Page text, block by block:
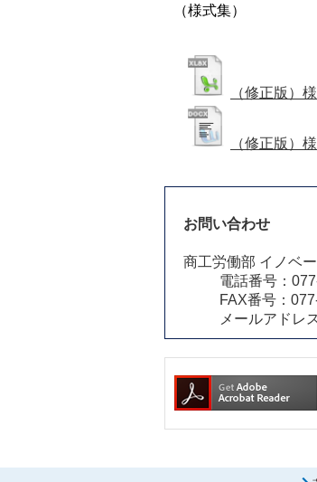
（様式集）
（修正版）
（修正版）
お問い合わせ
商工労働部 イノベ
電話番号：
FAX番号：
メールアドレ